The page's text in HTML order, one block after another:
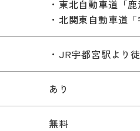
・東北自動車道「
・北関東自動車道
・JR宇都宮駅より
あり
無料